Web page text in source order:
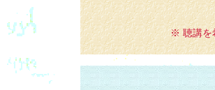
※ 聴講を希望され